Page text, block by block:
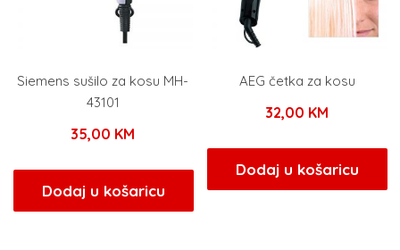
Siemens sušilo za kosu MH-
43101
35,00 KM
Dodaj u košaricu
AEG četka za kosu
32,00 KM
Dodaj u košaricu